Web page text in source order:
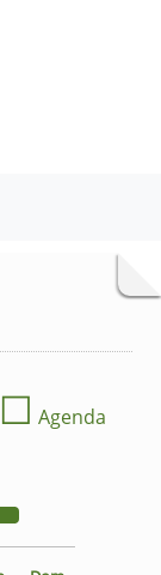
☐ Agenda